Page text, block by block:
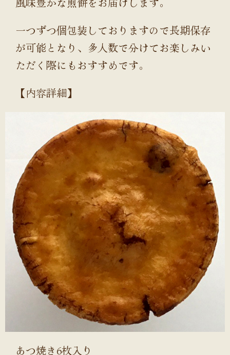
一つずつ個包装しておりますので長期保存
が可能となり、多人数で分けてお楽しみい
ただく際にもおすすめです。
【内容詳細】
あつ焼き6枚入り